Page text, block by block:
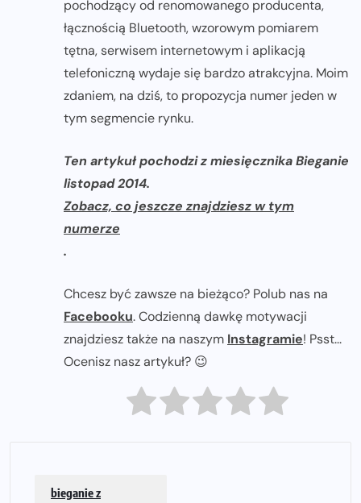
pochodzący od renomowanego producenta,
łącznością Bluetooth, wzorowym pomiarem
tętna, serwisem internetowym i aplikacją
telefoniczną wydaje się bardzo atrakcyjna. Moim
zdaniem, na dziś, to propozycja numer jeden w
tym segmencie rynku.
Ten artykuł pochodzi z miesięcznika Bieganie
listopad 2014.
Zobacz, co jeszcze znajdziesz w tym
numerze
.
Chcesz być zawsze na bieżąco? Polub nas na
Facebooku. Codzienną dawkę motywacji
znajdziesz także na naszym Instagramie! Psst...
Ocenisz nasz artykuł? 😉
bieganie z